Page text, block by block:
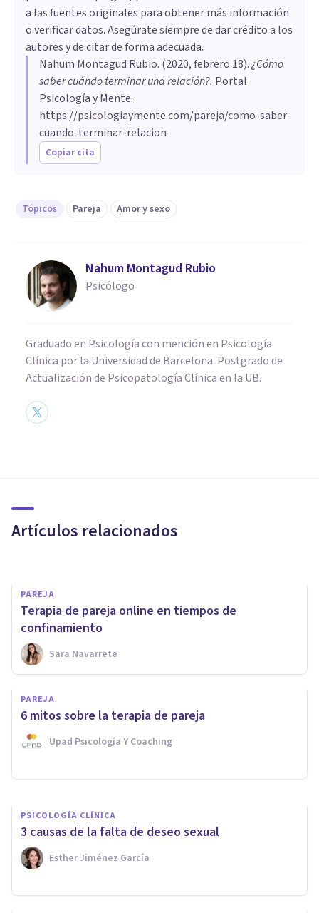
a las fuentes originales para obtener más información
o verificar datos. Asegúrate siempre de dar crédito a los
autores y de citar de forma adecuada.
Nahum Montagud Rubio. (2020, febrero 18).¿Cómo
saber cuándo terminar una relación?. Portal
Psicología y Mente.
https://psicologiaymente.com/pareja/como-saber-
cuando-terminar-relacion
Copiar cita
Tópicos Pareja Amor y sexo
Nahum Montagud Rubio
Psicólogo
Graduado en Psicología con mención en Psicología
Clínica por la Universidad de Barcelona. Postgrado de
Actualización de Psicopatología Clínica en la UB.
Artículos relacionados
cuentan
PAREJA
Terapia de pareja online en tiempos de
confinamiento
Sara Navarrete
PAREJA
6 mitos sobre la terapia de pareja
Upad Psicología Y Coaching
¿Son más infieles los hombres
o las mujeres?
PSICOLOGÍA CLÍNICA
3 causas de la falta de deseo sexual
Esther Jiménez García